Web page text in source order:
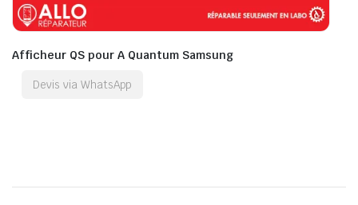
Afficheur QS pour A Quantum Samsung
Devis via WhatsApp